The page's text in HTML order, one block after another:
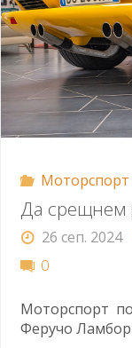
Моторспорт
Да срещнем
26 сеп. 2024
0
Моторспорт
Феручо